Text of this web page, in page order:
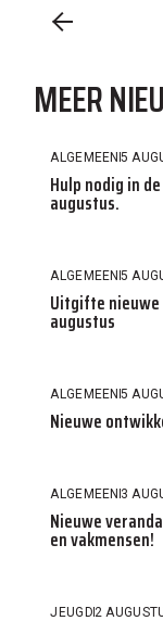
MEER
ALGEMEEN5
Hulp nodig in
augustus.
ALGEMEEN5
Uitgifte nieuwe
augustus
ALGEMEEN5
Nieuwe
ALGEMEEN3
Nieuwe
en vakmensen!
JEUGD2